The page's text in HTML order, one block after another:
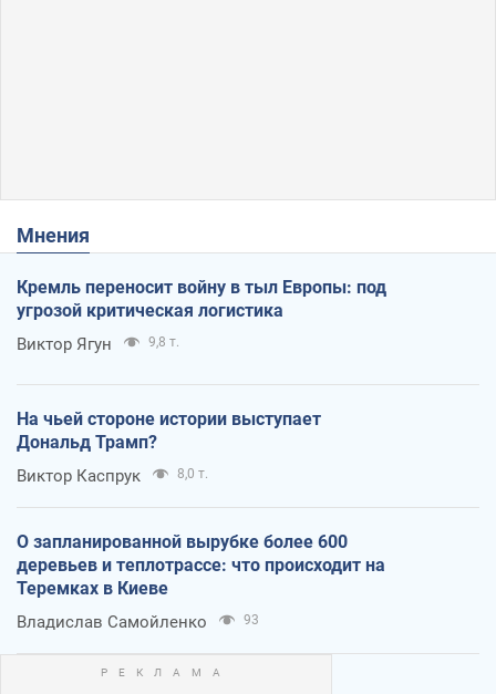
Мнения
Кремль переносит войну в тыл Европы: под
угрозой критическая логистика
Виктор Ягун 9,8 т.
На чьей стороне истории выступает
Дональд Трамп?
Виктор Каспрук 8,0 т.
О запланированной вырубке более 600
деревьев и теплотрассе: что происходит на
Теремках в Киеве
Владислав Самойленко 93